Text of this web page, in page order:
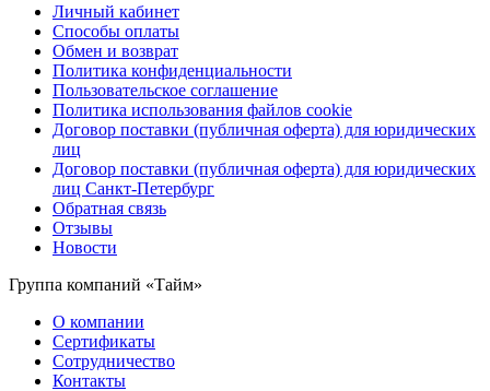
Личный кабинет
Способы оплаты
Обмен и возврат
Политика конфиденциальности
Пользовательское соглашение
Политика использования файлов cookie
Договор поставки (публичная оферта) для юридических
лиц
Договор поставки (публичная оферта) для юридических
лиц Санкт-Петербург
Обратная связь
Отзывы
Новости
Группа компаний «Тайм»
О компании
Сертификаты
Сотрудничество
Контакты